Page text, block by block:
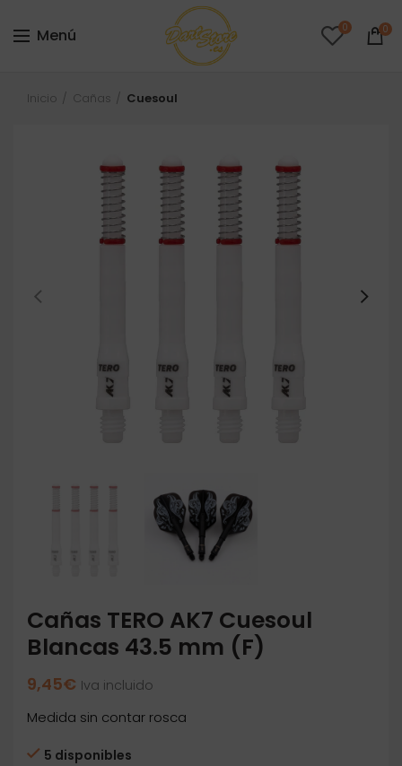
Menú 0 0
Inicio Cañas Cuesoul
Cañas TERO AK7 Cuesoul
Blancas 43.5 mm (F)
9,45€ Iva incluido
Medida sin contar rosca
5 disponibles